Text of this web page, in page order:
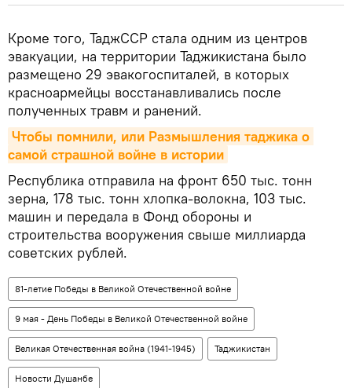
Кроме того, ТаджССР стала одним из центров
эвакуации, на территории Таджикистана было
размещено 29 эвакогоспиталей, в которых
красноармейцы восстанавливались после
полученных травм и ранений.
Чтобы помнили, или Размышления таджика о
самой страшной войне в истории
Республика отправила на фронт 650 тыс. тонн
зерна, 178 тыс. тонн хлопка-волокна, 103 тыс.
машин и передала в Фонд обороны и
строительства вооружения свыше миллиарда
советских рублей.
81-летие Победы в Великой Отечественной войне
9 мая - День Победы в Великой Отечественной войне
Великая Отечественная война (1941-1945) Таджикистан
Новости Душанбе